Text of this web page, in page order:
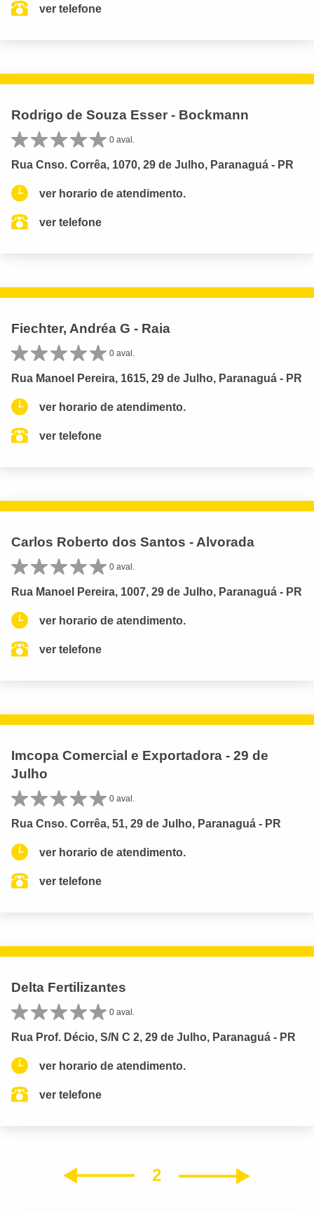
ver telefone
Rodrigo de Souza Esser - Bockmann
0 aval.
Rua Cnso. Corrêa, 1070, 29 de Julho, Paranaguá - PR
ver horario de atendimento.
ver telefone
Fiechter, Andréa G - Raia
0 aval.
Rua Manoel Pereira, 1615, 29 de Julho, Paranaguá - PR
ver horario de atendimento.
ver telefone
Carlos Roberto dos Santos - Alvorada
0 aval.
Rua Manoel Pereira, 1007, 29 de Julho, Paranaguá - PR
ver horario de atendimento.
ver telefone
Imcopa Comercial e Exportadora - 29 de
Julho
0 aval.
Rua Cnso. Corrêa, 51, 29 de Julho, Paranaguá - PR
ver horario de atendimento.
ver telefone
Delta Fertilizantes
0 aval.
Rua Prof. Décio, S/N C 2, 29 de Julho, Paranaguá - PR
ver horario de atendimento.
ver telefone
2